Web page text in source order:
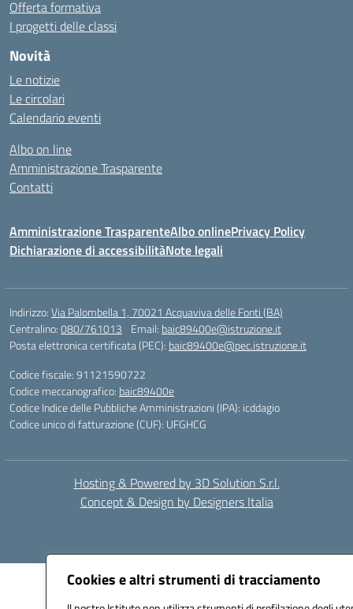
Cookies e altri strumenti di tracciamento
Offerta formativa
I progetti delle classi
Novità
Le notizie
Le circolari
Calendario eventi
Albo on line
Amministrazione Trasparente
Contatti
Amministrazione TrasparenteAlbo onlinePrivacy Policy
Dichiarazione di accessibilitàNote legali
Indirizzo:Via Palombella 1, 70021 Acquaviva delle Fonti (BA)
Centralino:080/761013 Email: baic89400e@istruzione.it
Posta elettronica certificata (PEC): baic89400e@pec.istruzione.it
Codice fiscale: 91121590722
Codice meccanografico: baic89400e
Codice Indice delle Pubbliche Amministrazioni (IPA): icddagio
Codice unico di fatturazione (CUF): UFGHCG
Hosting & Powered by 3D Solution S.r.l.
Concept & Design by Designers Italia